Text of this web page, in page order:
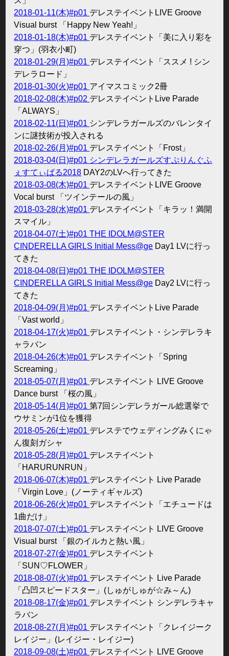
2018-01-11(木)#p01 デレステイベントLIVE Groove
Visual burst 「Happy New Yeah!」
2018-01-18(木)#p01 デレステイベント「美に入り彩を
穿つ」(羽衣小町)
2018-01-29(月)#p01 デレステイベント「ススメ ! シン
デレラロード」
2018-01-30(火)#p01 アイマスコミック2冊
2018-02-08(木)#p02 デレステイベントLive Parade
「ALWAYS」
2018-02-11(日)#p01 シンデレラガールズのバレンタイ
ンに謎技術が投入される
2018-02-26(月)#p01 デレステイベント「Frost」
2018-03-04(日)#p01 シンデレラガールズすぷりんぐふ
ぇすてぃばる2018 DAY2のLVへ行ってきた
2018-03-08(木)#p01 デレステイベントLIVE Groove
Vocal burst 「ツインテールの風」
2018-03-28(水)#p01 デレステイベント「キラッ！満開
スマイル」
2018-04-07(土)#p01THE IDOLM@STER
CINDERELLA GIRLS Initial Mess@ge Day1 LVに行っ
てきた
2018-04-08(日)#p01THE IDOLM@STER
CINDERELLA GIRLS Initial Mess@ge Day2 LVに行っ
てきた
2018-04-09(月)#p01 デレステイベントLive Parade
「Vast world」
2018-04-17(火)#p01 デレステイベント・シンデレラキ
ャラバン
2018-04-26(木)#p01 デレステイベント「Spring
Screaming」
2018-05-07(月)#p01 デレステイベント LIVE Groove
Dance burst 「桜の風」
2018-05-14(月)#p01第7回シンデレラガール総選挙で
ウサミンが1位を獲得
2018-05-26(土)#p01 デレステでウェディングみくにゃ
ん復刻ガシャ
2018-05-28(月)#p01 デレステイベント
「HARURUNRUN」
2018-06-07(木)#p01 デレステイベント Live Parade
「Virgin Love」(ノーティギャルズ)
2018-06-26(火)#p01 デレステイベント「エチュードは
1曲だけ」
2018-07-07(土)#p01 デレステイベント LIVE Groove
Visual burst 「銀のイルカと熱い風」
2018-07-27(金)#p01 デレステイベント
「SUN♡FLOWER」
2018-08-07(火)#p01 デレステイベント Live Parade
「凸凹スピードスター」(しゅがしゅが☆み～ん)
2018-08-17(金)#p01 デレステイベント シンデレラキャ
ラバン
2018-08-27(月)#p01 デレステイベント「クレイジーク
レイジー」(レイジー・レイジー)
2018-09-08(土)#p01 デレステイベント LIVE Groove